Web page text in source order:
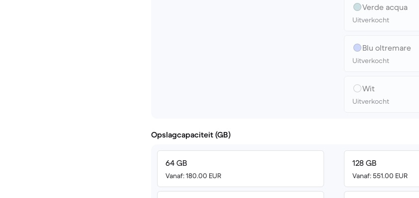
Verde acqua
Uitverkocht
Blu oltremare
Uitverkocht
Wit
Uitverkocht
Opslagcapaciteit (GB)
64 GB
Vanaf: 180.00 EUR
128 GB
Vanaf: 551.00 EUR